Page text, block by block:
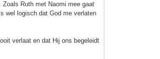
Ruth met Naomi mee gaat
wel logisch dat God me verlaten
verlaat en dat Hij ons begeleidt